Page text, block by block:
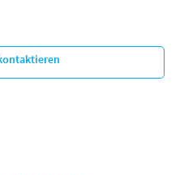
|
|
Übungsleiter Reha- und
Management